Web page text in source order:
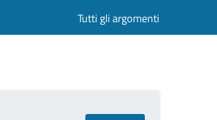
Tutti gli argomenti